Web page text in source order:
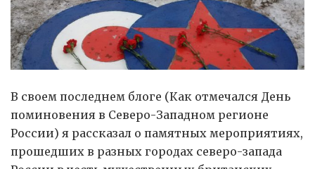
В своем последнем блоге (Как отмечался День
поминовения в Северо-Западном регионе
России) я рассказал о памятных мероприятиях,
прошедших в разных городах северо-запада